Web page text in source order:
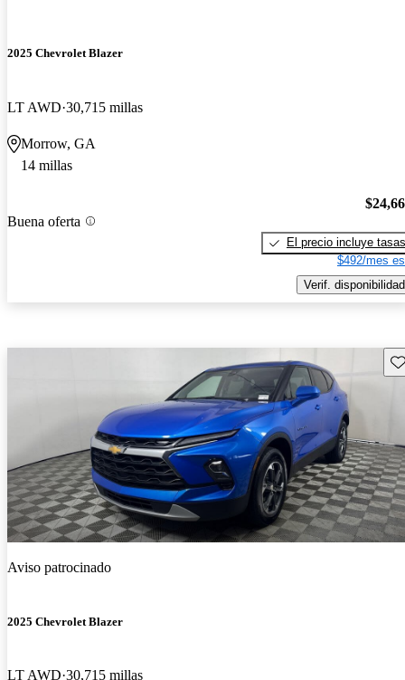
2025 Chevrolet Blazer
LT AWD 30,715 millas
Morrow, GA
14 millas
Buena oferta
El precio incluye tasas
$492/mes
Verif. disponibilidad
Aviso patrocinado
2025 Chevrolet Blazer
LT AWD 30,715 millas